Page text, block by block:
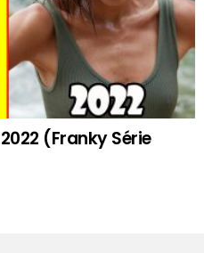
(Franky Série